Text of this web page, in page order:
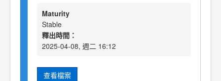
Maturity
Stable
釋出時間：
2025-04-08, 週二 16:12
查看檔案